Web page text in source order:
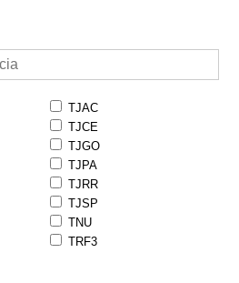
TJAC
TJCE
TJGO
TJPA
TJRR
TJSP
TNU
TRF3